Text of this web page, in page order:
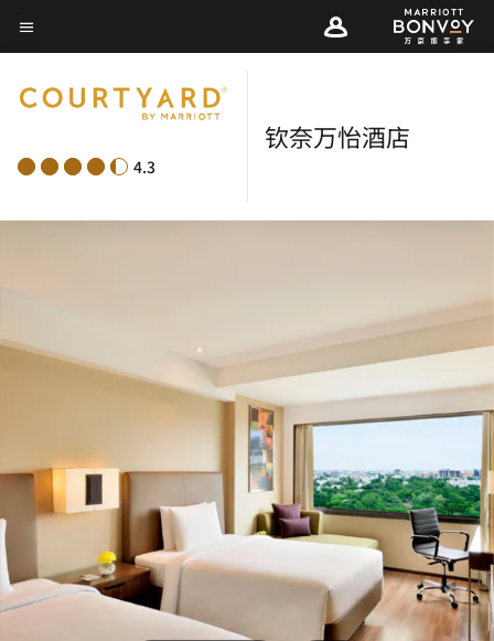
Skip
to
content
菜单文本
4.3
钦奈万怡酒店